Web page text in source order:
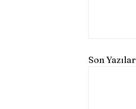
Son Yazılar